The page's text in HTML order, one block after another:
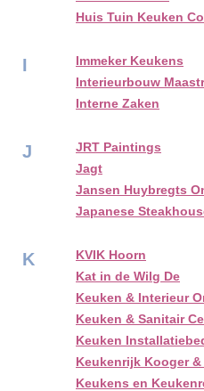
Huis Tuin Keuken
I
Immeker Keukens
Interieurbouw
Interne Zaken
J
JRT Paintings
Jagt
Jansen Huybregts
Japanese
K
KVIK Hoorn
Kat in de Wilg De
Keuken & Interieur
Keuken & Sanitair
Keuken
Keukenrijk Kooger
Keukens en